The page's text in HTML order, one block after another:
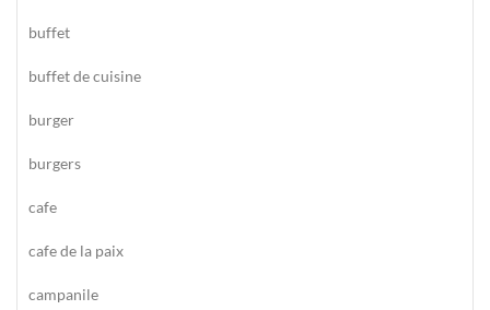
buffet
buffet de cuisine
burger
burgers
cafe
cafe de la paix
campanile